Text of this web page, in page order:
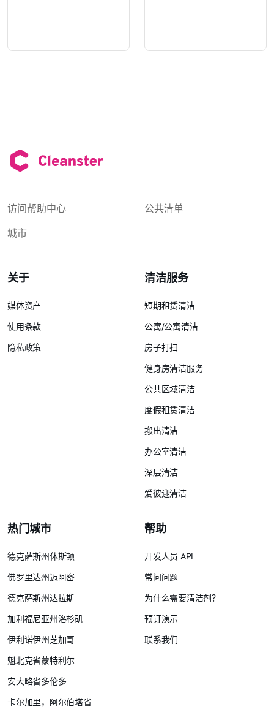
访问帮助中心
公共清单
城市
关于
媒体资产
使用条款
隐私政策
清洁服务
短期租赁清洁
公寓/公寓清洁
房子打扫
健身房清洁服务
公共区域清洁
度假租赁清洁
搬出清洁
办公室清洁
深层清洁
爱彼迎清洁
热门城市
德克萨斯州休斯顿
佛罗里达州迈阿密
德克萨斯州达拉斯
加利福尼亚州洛杉矶
伊利诺伊州芝加哥
魁北克省蒙特利尔
安大略省多伦多
卡尔加里，阿尔伯塔省
帮助
开发人员 API
常问问题
为什么需要清洁剂？
预订演示
联系我们